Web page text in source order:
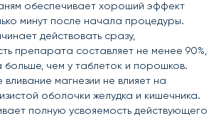
обеспечивает хороший эффект
минут после начала процедуры.
действовать сразу,
препарата составляет не менее 90%,
больше, чем у таблеток и порошков.
вливание магнезии не влияет на
оболочки желудка и кишечника.
полную усвояемость действующего